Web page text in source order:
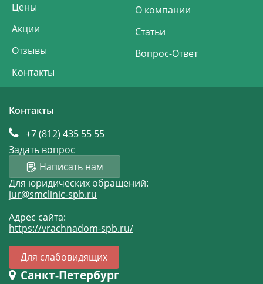
Цены
Акции
Отзывы
Контакты
О компании
Статьи
Вопрос-Ответ
Контакты
+7 (812) 435 55 55
Задать вопрос
Написать нам
Для юридических обращений:
jur@smclinic-spb.ru
Адрес сайта:
https://vrachnadom-spb.ru/
Для слабовидящих
Санкт-Петербург